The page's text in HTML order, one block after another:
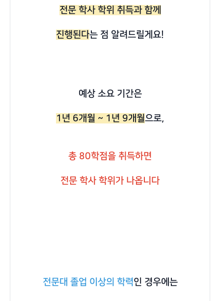
전문 학사 학위 취득과 함께
진행된다는 점 알려드릴게요!
예상 소요 기간은
1년 6개월 ~ 1년 9개월으로,
총 80학점을 취득하면
전문 학사 학위가 나옵니다
전문대 졸업 이상의 학력인 경우에는